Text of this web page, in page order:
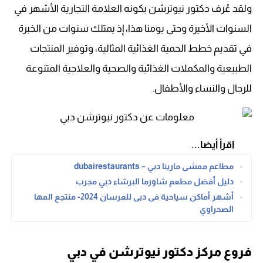
ولقد عُرف دكتور نيوترشن بكونه العلامة التجارية الأشهر في
السنوات الأخيرة وحتى يومنا هذا، إذ يمتلك سنوات من الخبرة
في تقديم خطط الحمية الغذائية المثالية، وتوفير المنتجات
الطبيعية والمكملات الغذائية والصحية والعلاجية المتنوعة
للرجال والنساء والأطفال.
اقرأ أيضا...
مطاعم ممشى مارينا دبي – dubairestaurants
دليل أفضل مطعم شاورما البرشاء دبي مجرب
أشهر أماكن سياحية فى دبى للعرسان 2024- منتجع المها
الصحراوي
فروع مركز دكتور نيوترشن في دبي